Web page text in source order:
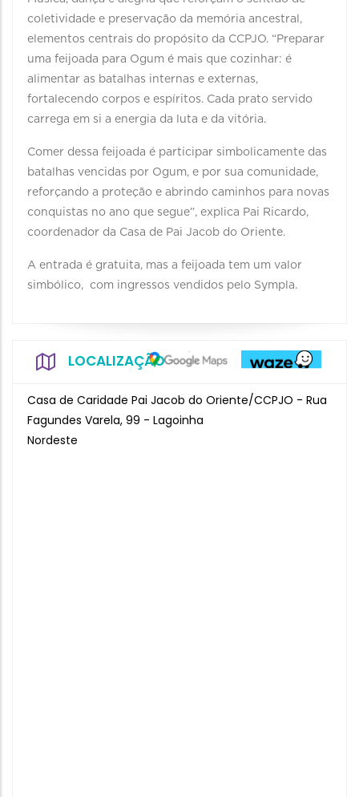
coletividade e preservação da memória ancestral,
elementos centrais do propósito da CCPJO. “Preparar
uma feijoada para Ogum é mais que cozinhar: é
alimentar as batalhas internas e externas,
fortalecendo corpos e espíritos. Cada prato servido
carrega em si a energia da luta e da vitória.
Comer dessa feijoada é participar simbolicamente das
batalhas vencidas por Ogum, e por sua comunidade,
reforçando a proteção e abrindo caminhos para novas
conquistas no ano que segue”, explica Pai Ricardo,
coordenador da Casa de Pai Jacob do Oriente.
A entrada é gratuita, mas a feijoada tem um valor
simbólico, com ingressos vendidos pelo Sympla.
LOCALIZAÇÃO
Casa de Caridade Pai Jacob do Oriente/CCPJO - Rua
Fagundes Varela, 99 - Lagoinha
Nordeste